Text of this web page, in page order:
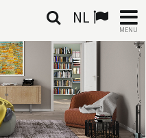
NL
MENU